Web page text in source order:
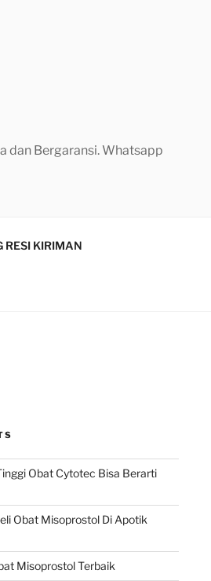
dan Bergaransi. Whatsapp
RESI KIRIMAN
Obat Cytotec Bisa Berarti
Obat Misoprostol Di Apotik
Misoprostol Terbaik